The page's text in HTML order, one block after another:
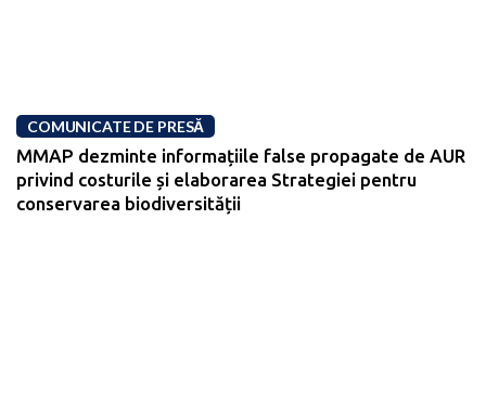
COMUNICATE DE PRESĂ
MMAP dezminte informațiile false propagate de AUR
privind costurile și elaborarea Strategiei pentru
conservarea biodiversității